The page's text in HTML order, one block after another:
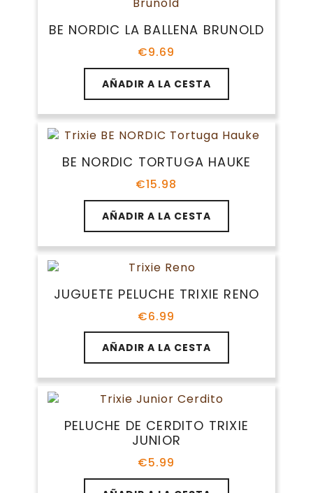
BE NORDIC LA BALLENA BRUNOLD
€9.69
AÑADIR A LA CESTA
BE NORDIC TORTUGA HAUKE
€15.98
AÑADIR A LA CESTA
JUGUETE PELUCHE TRIXIE RENO
€6.99
AÑADIR A LA CESTA
PELUCHE DE CERDITO TRIXIE
JUNIOR
€5.99